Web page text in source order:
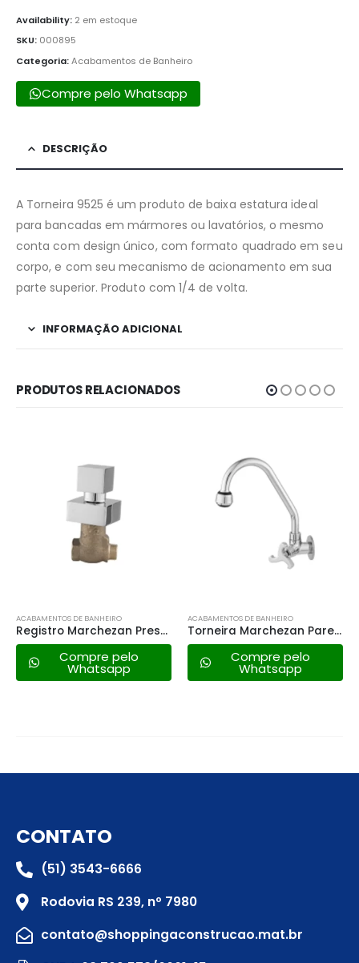
Availability: 2 em estoque
SKU: 000895
Categoria:Acabamentos de Banheiro
Compre pelo Whatsapp
DESCRIÇÃO
A Torneira 9525 é um produto de baixa estatura ideal
para bancadas em mármores ou lavatórios, o mesmo
conta com design único, com formato quadrado em seu
corpo, e com seu mecanismo de acionamento em sua
parte superior. Produto com 1/4 de volta.
INFORMAÇÃO ADICIONAL
PRODUTOS RELACIONADOS
ACABAMENTOS DE BANHEIRO
Registro Marchezan Pressão 3/4 – 1417 C88
Compre pelo
Whatsapp
ACABAMENTOS DE BANHEIRO
Torneira Marchezan Parede C/arejador 1/4 de Volta – 3258 C99
Compre pelo
Whatsapp
CONTATO
(51) 3543-6666
Rodovia RS 239, nº 7980
contato@shoppingaconstrucao.mat.br